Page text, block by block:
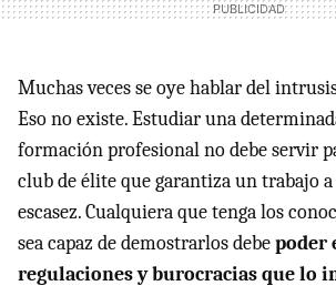
Muchas veces se oye hablar del
Eso no existe. Estudiar una
formación profesional no debe servir
club de élite que garantiza un trabajo a
escasez. Cualquiera que tenga los
sea capaz de demostrarlos debepoder
regulaciones y burocracias que lo